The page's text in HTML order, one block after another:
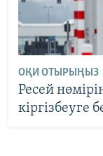
ОҚИ ОТЫРЫҢЫЗ
Ресей
кіргізбеуге